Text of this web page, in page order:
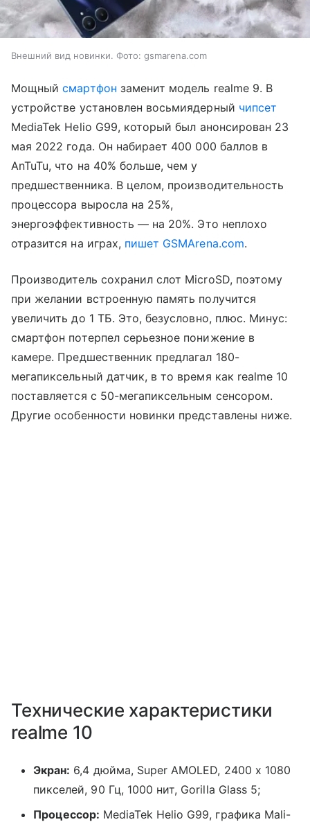
Внешний вид новинки. Фото: gsmarena.com
Мощныйсмартфон заменит модель realme 9. В
устройстве установлен восьмиядерный чипсет
MediaTek Helio G99, который был анонсирован 23
мая 2022 года. Он набирает 400 000 баллов в
AnTuTu, что на 40% больше, чем у
предшественника. В целом, производительность
процессора выросла на 25%,
энергоэффективность — на 20%. Это неплохо
отразится на играх, пишет GSMArena.com.
Производитель сохранил слот MicroSD, поэтому
при желании встроенную память получится
увеличить до 1 ТБ. Это, безусловно, плюс. Минус:
смартфон потерпел серьезное понижение в
камере. Предшественник предлагал 180-
мегапиксельный датчик, в то время как realme 10
поставляется с 50-мегапиксельным сенсором.
Другие особенности новинки представлены ниже.
Технические характеристики
realme 10
Экран: 6,4 дюйма, Super AMOLED, 2400 x 1080
пикселей, 90 Гц, 1000 нит, Gorilla Glass 5;
Процессор: MediaTek Helio G99, графика Mali-